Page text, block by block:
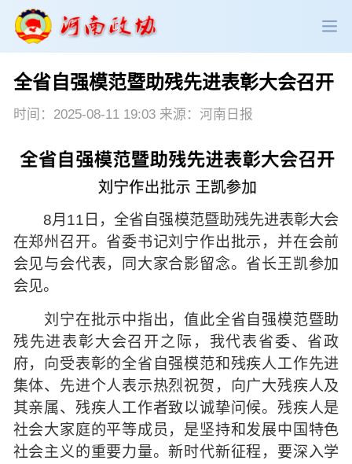
政协领导 政协新闻 政协机构
政协论坛 专委会工作
党派团体 市县政协 专题荟萃
全省自强模范暨助残先进表彰大会召开
时间：2025-08-11 19:03 来源：河南日报
8月11日，全省自强模范暨助残先进表彰大会
在郑州召开。省委书记刘宁作出批示，并在会前
会见与会代表，同大家合影留念。省长王凯参加
会见。
刘宁在批示中指出，值此全省自强模范暨助
残先进表彰大会召开之际，我代表省委、省政
府，向受表彰的全省自强模范和残疾人工作先进
集体、先进个人表示热烈祝贺，向广大残疾人及
其亲属、残疾人工作者致以诚挚问候。残疾人是
社会大家庭的平等成员，是坚持和发展中国特色
社会主义的重要力量。新时代新征程，要深入学